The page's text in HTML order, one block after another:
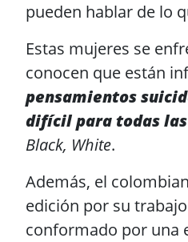
pueden hablar de lo
Estas mujeres se
conocen que están
pensamientos
difícil para todas
Black, White.
Además, el
edición por su trabajo
conformado por una